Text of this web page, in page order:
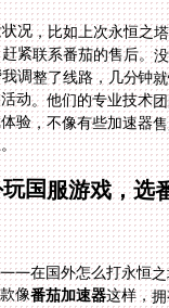
况，比如上次永恒之
紧联系番茄的售后。
调整了线路，几分钟
动。他们的专业技术
体验，不像有些加速
国服游戏，选
在国外怎么打永恒
像番茄加速器这样，
平台支持、稳定无
器。不管你是玩永
流畅无延迟的国服